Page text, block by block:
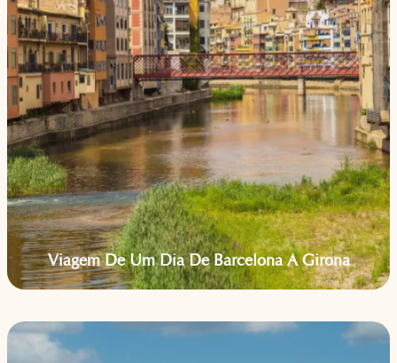
Viagem De Um Dia De Barcelona A Girona